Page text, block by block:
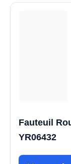
Fauteuil
YR06432